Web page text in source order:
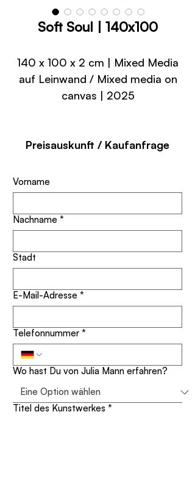
Soft Soul | 140x100
140 x 100 x 2 cm | Mixed Media
auf Leinwand / Mixed media on
canvas | 2025
Preisauskunft / Kaufanfrage
Vorname
Nachname *
Stadt
E-Mail-Adresse *
Telefonnummer *
Wo hast Du von Julia Mann erfahren?
Titel des Kunstwerkes *